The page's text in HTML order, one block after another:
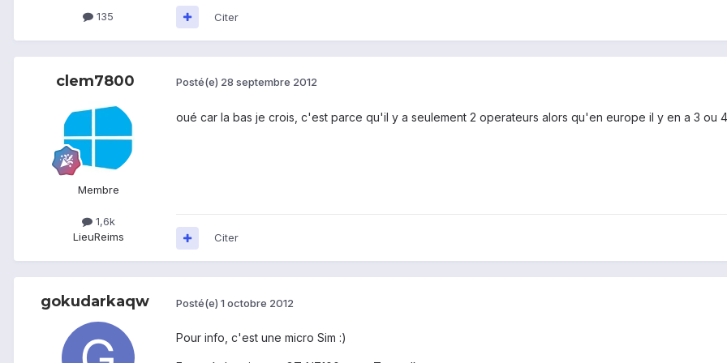
135 Citer
clem7800
Membre
1,6k
LieuReims
Posté(e) 28 septembre 2012
oué car la bas je crois, c'est parce qu'il y a seulement 2 operateurs alors qu'en europe il y en a 3 ou 4
Citer
gokudarkaqw Posté(e) 1 octobre 2012
Pour info, c'est une micro Sim :)